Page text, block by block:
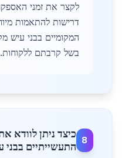
לקצר את זמני
דרישות להתאמות
המקומיים בבני עיש
בשל קרבתם ללקוחות.
8
כיצד ניתן לוודא
התעשייתיים בבני